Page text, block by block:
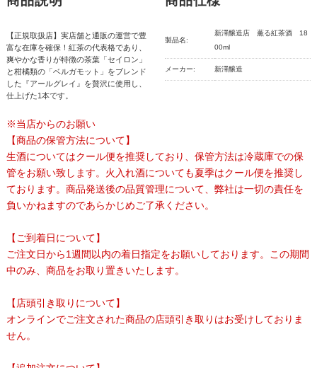
【正規取扱店】実店舗と通販の運営で豊
富な在庫を確保！紅茶の代表格であり、
爽やかな香りが特徴の茶葉「セイロン」
と柑橘類の「ベルガモット」をブレンド
した『アールグレイ』を贅沢に使用し、
仕上げた1本です。
製品名:
新澤醸造店 薫る紅茶酒 18
00ml
メーカー: 新澤醸造
※当店からのお願い
【商品の保管方法について】
生酒についてはクール便を推奨しており、保管方法は冷蔵庫での保
管をお願い致します。火入れ酒についても夏季はクール便を推奨し
ております。商品発送後の品質管理について、弊社は一切の責任を
負いかねますのであらかじめご了承ください。
【ご到着日について】
ご注文日から1週間以内の着日指定をお願いしております。この期間
中のみ、商品をお取り置きいたします。
【店頭引き取りについて】
オンラインでご注文された商品の店頭引き取りはお受けしておりま
せん。